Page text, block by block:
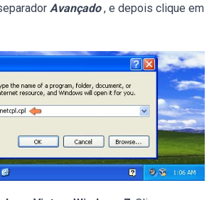
Avançado , e depois clique em